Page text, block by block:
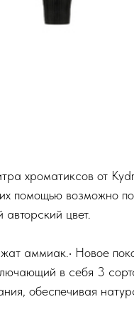
хроматиксов от
помощью возможно
цвет.
аммиак.• Новое
в себя 3
обеспечивая